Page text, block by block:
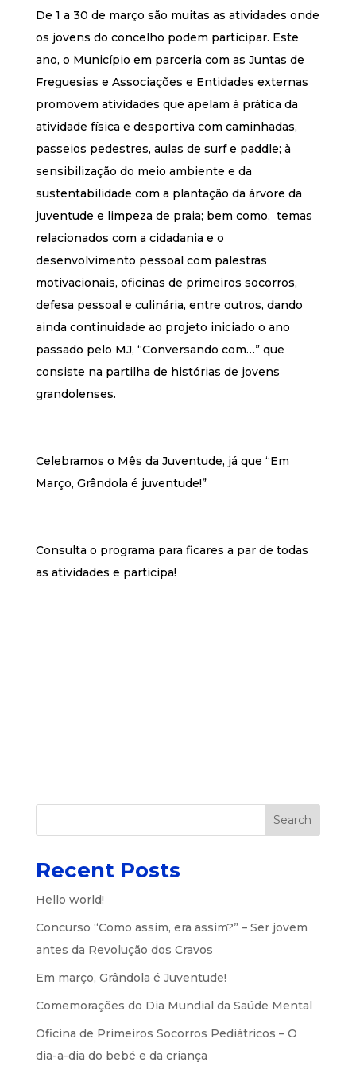
De 1 a 30 de março são muitas as atividades onde
os jovens do concelho podem participar. Este
ano, o Município em parceria com as Juntas de
Freguesias e Associações e Entidades externas
promovem atividades que apelam à prática da
atividade física e desportiva com caminhadas,
passeios pedestres, aulas de surf e paddle; à
sensibilização do meio ambiente e da
sustentabilidade com a plantação da árvore da
juventude e limpeza de praia; bem como, temas
relacionados com a cidadania e o
desenvolvimento pessoal com palestras
motivacionais, oficinas de primeiros socorros,
defesa pessoal e culinária, entre outros, dando
ainda continuidade ao projeto iniciado o ano
passado pelo MJ, “Conversando com…” que
consiste na partilha de histórias de jovens
grandolenses.
Celebramos o Mês da Juventude, já que “Em
Março, Grândola é juventude!”
Consulta o programa para ficares a par de todas
as atividades e participa!
Search
Recent Posts
Hello world!
Concurso “Como assim, era assim?” – Ser jovem
antes da Revolução dos Cravos
Em março, Grândola é Juventude!
Comemorações do Dia Mundial da Saúde Mental
Oficina de Primeiros Socorros Pediátricos – O
dia-a-dia do bebé e da criança